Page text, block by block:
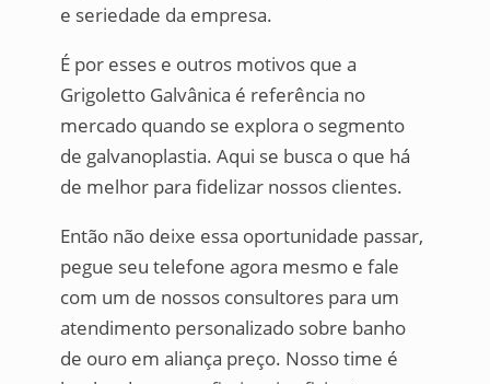
e seriedade da empresa.
É por esses e outros motivos que a
Grigoletto Galvânica é referência no
mercado quando se explora o segmento
de galvanoplastia. Aqui se busca o que há
de melhor para fidelizar nossos clientes.
Então não deixe essa oportunidade passar,
pegue seu telefone agora mesmo e fale
com um de nossos consultores para um
atendimento personalizado sobre banho
de ouro em aliança preço. Nosso time é